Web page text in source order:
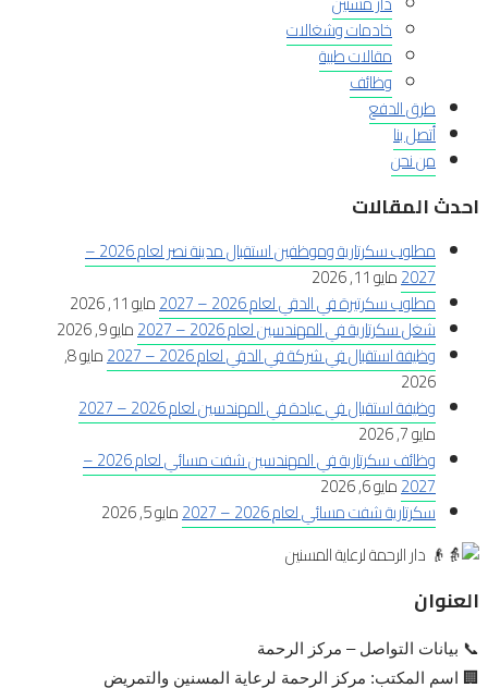
خادمات وشغالات
مقالات طبية
وظائف
طرق الدفع
أتصل بنا
من نحن
احدث المقالات
مطلوب سكرتارية وموظفين استقبال مدينة نصر لعام 2026 –
2027مايو 11, 2026
مطلوب سكرتيرة في الدقي لعام 2026 – 2027
مايو 11, 2026
شغل سكرتارية في المهندسين لعام 2026 – 2027
مايو 9, 2026
وظيفة استقبال في شركة في الدقي لعام 2026 – 2027
مايو 8,
2026
وظيفة استقبال في عيادة في المهندسين لعام 2026 – 2027
مايو 7, 2026
وظائف سكرتارية في المهندسين شفت مسائي لعام 2026 –
2027مايو 6, 2026
سكرتارية شفت مسائي لعام 2026 – 2027
مايو 5, 2026
العنوان
📞 بيانات التواصل – مركز الرحمة
🏢 اسم المكتب: مركز الرحمة لرعاية المسنين والتمريض